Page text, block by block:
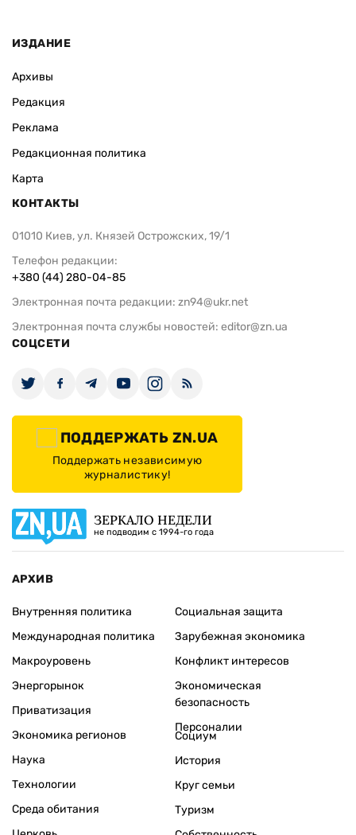
ИЗДАНИЕ
Архивы
Редакция
Реклама
Редакционная политика
Карта
КОНТАКТЫ
01010 Киев, ул. Князей Острожских, 19/1
Телефон редакции:
+380 (44) 280-04-85
Электронная почта редакции: zn94@ukr.net
Электронная почта службы новостей: editor@zn.ua
СОЦСЕТИ
ПОДДЕРЖАТЬ ZN.UA
Поддержать независимую
журналистику!
ЗЕРКАЛО НЕДЕЛИ
не подводим с 1994-го года
АРХИВ
Внутренняя политика
Международная политика
Макроуровень
Энергорынок
Приватизация
Экономика регионов
Социальная защита
Зарубежная экономика
Конфликт интересов
Экономическая
безопасность
Персоналии
Наука
Технологии
Среда обитания
Социум
История
Круг семьи
Туризм